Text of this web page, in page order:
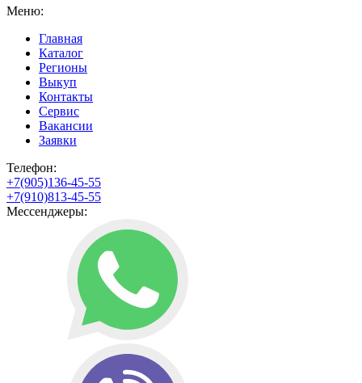
Меню:
Главная
Каталог
Регионы
Выкуп
Контакты
Сервис
Вакансии
Заявки
Телефон:
+7(905)136-45-55
+7(910)813-45-55
Мессенджеры: